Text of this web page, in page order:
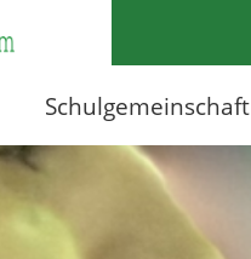
Schulgemeinschaft